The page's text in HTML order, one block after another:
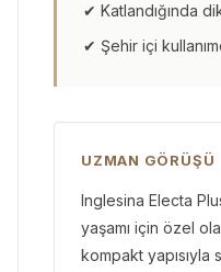
✔ Katlandığında
✔ Şehir içi
UZMAN GÖRÜŞÜ
Inglesina Electa
yaşamı için özel
kompakt yapısıyla